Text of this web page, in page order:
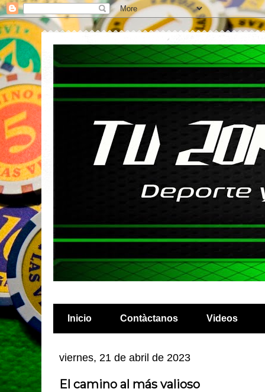
Inicio Contàctanos Videos
viernes, 21 de abril de 2023
El camino al más valioso